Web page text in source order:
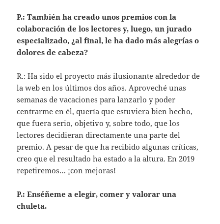
P.: También ha creado unos premios con la
colaboración de los lectores y, luego, un jurado
especializado, ¿al final, le ha dado más alegrías o
dolores de cabeza?
R.: Ha sido el proyecto más ilusionante alrededor de
la web en los últimos dos años. Aproveché unas
semanas de vacaciones para lanzarlo y poder
centrarme en él, quería que estuviera bien hecho,
que fuera serio, objetivo y, sobre todo, que los
lectores decidieran directamente una parte del
premio. A pesar de que ha recibido algunas críticas,
creo que el resultado ha estado a la altura. En 2019
repetiremos… ¡con mejoras!
P.: Enséñeme a elegir, comer y valorar una
chuleta.